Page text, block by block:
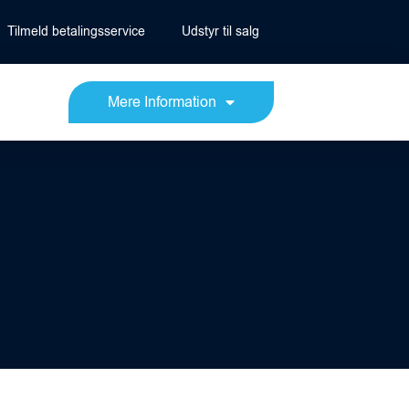
Tilmeld betalingsservice Udstyr til salg
Mere Information